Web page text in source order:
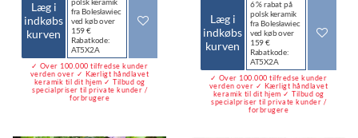
Læg i
indkøbs
kurven
fra Bolesławiec
ved køb over
159 €
Rabatkode:
AT5X2A
✓ Over 100.000 tilfredse kunder
verden over ✓ Kærligt håndlavet
keramik til dit hjem ✓ Tilbud og
specialpriser til private kunder /
forbrugere
Læg i
indkøbs
kurven
6 % rabat på
polsk keramik
fra Bolesławiec
ved køb over
159 €
Rabatkode:
AT5X2A
✓ Over 100.000 tilfredse kunder
verden over ✓ Kærligt håndlavet
keramik til dit hjem ✓ Tilbud og
specialpriser til private kunder /
forbrugere